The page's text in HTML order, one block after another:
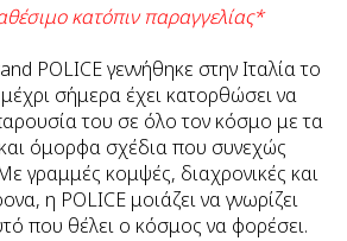
κατόπιν παραγγελίας*
POLICE γεννήθηκε στην Ιταλία το
σήμερα έχει κατορθώσει να
του σε όλο τον κόσμο με τα
όμορφα σχέδια που συνεχώς
γραμμές κομψές, διαχρονικές και
η POLICE μοιάζει να γνωρίζει
που θέλει ο κόσμος να φορέσει.